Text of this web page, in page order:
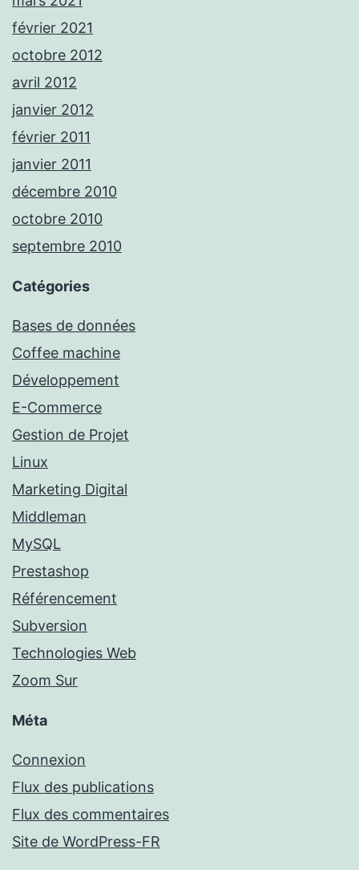
février 2021
octobre 2012
avril 2012
janvier 2012
février 2011
janvier 2011
décembre 2010
octobre 2010
septembre 2010
Catégories
Bases de données
Coffee machine
Développement
E-Commerce
Gestion de Projet
Linux
Marketing Digital
Middleman
MySQL
Prestashop
Référencement
Subversion
Technologies Web
Zoom Sur
Méta
Connexion
Flux des publications
Flux des commentaires
Site de WordPress-FR